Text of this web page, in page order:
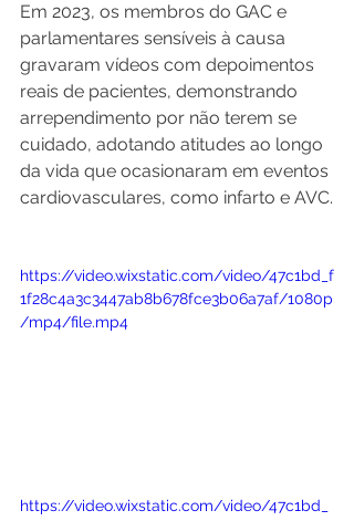
Em 2023, os membros do GAC e
parlamentares sensíveis à causa
gravaram vídeos com depoimentos
reais de pacientes, demonstrando
arrependimento por não terem se
cuidado, adotando atitudes ao longo
da vida que ocasionaram em eventos
cardiovasculares, como infarto e AVC.
https://video.wixstatic.com/video/47c1bd_f
1f28c4a3c3447ab8b678fce3b06a7af/1080p
/mp4/file.mp4
https://video.wixstatic.com/video/47c1bd_